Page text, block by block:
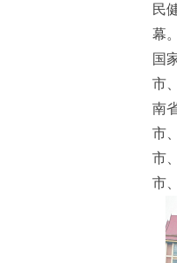
民
幕
国
市
南
市
市
市